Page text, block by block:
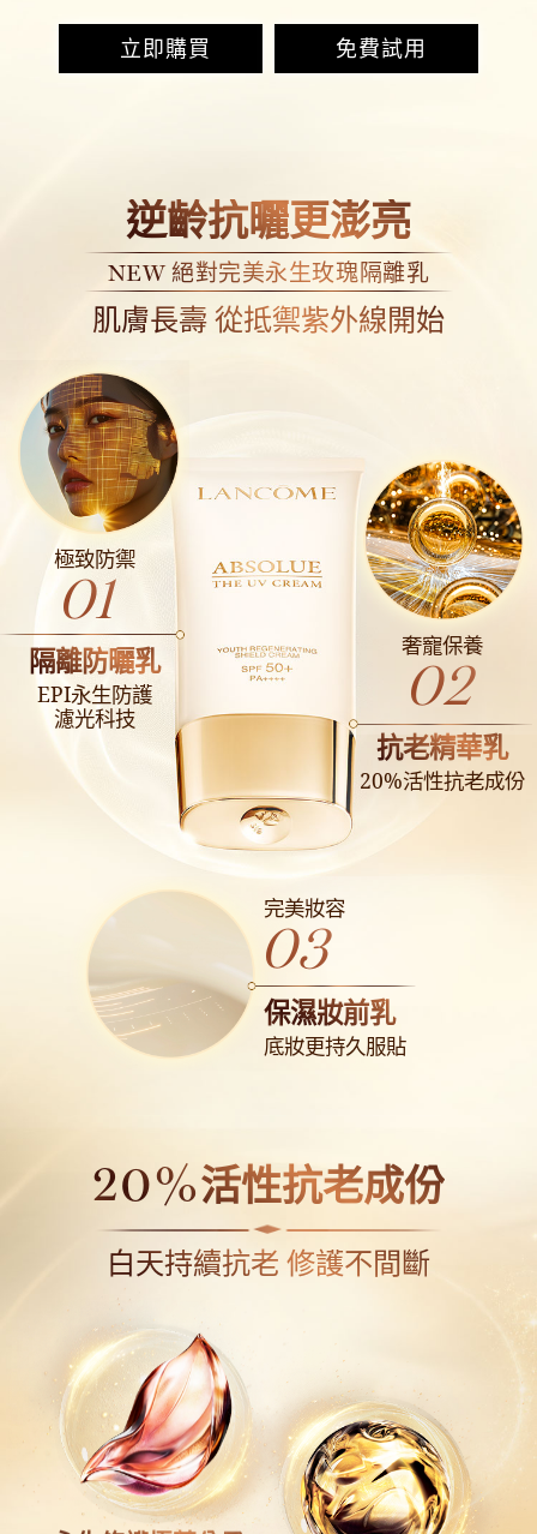
立即購買 免費試用
逆齡抗曬更澎亮
NEW 絕對完美永生玫瑰隔離乳
肌膚長壽 從抵禦紫外線開始
極致防禦
01
隔離防曬乳
EPI永生防護
濾光科技
奢寵保養
02
抗老精華乳
20%活性抗老成份
完美妝容
03
保濕妝前乳
底妝更持久服貼
20%活性抗老成份
白天持續抗老 修護不間斷